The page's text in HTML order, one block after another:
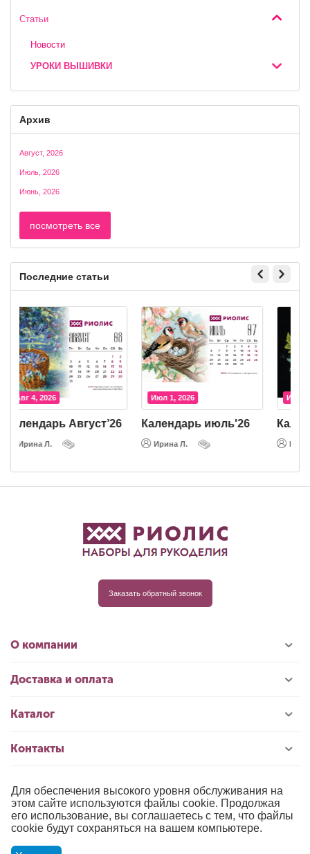
Статьи
Новости
УРОКИ ВЫШИВКИ
Архив
Август, 2026
Июль, 2026
Июнь, 2026
посмотреть все
Последние статьи
Авг 4, 2026
Календарь Август’26
Ирина Л.
Июл 1, 2026
Календарь июль'26
Ирина Л.
Заказать обратный звонок
О компании
Доставка и оплата
Каталог
Контакты
© 1996-2026 «РИОЛИС»
Публичная оферта
Политика обработки персональных данных
Для обеспечения высокого уровня обслуживания на
этом сайте используются файлы cookie. Продолжая
его использование, вы соглашаетесь с тем, что файлы
cookie будут сохраняться на вашем компьютере.